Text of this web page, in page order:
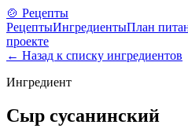
🍲 Рецепты
РецептыИнгредиентыПлан
проекте
← Назад к списку ингредиентов
Ингредиент
Сыр сусанинский